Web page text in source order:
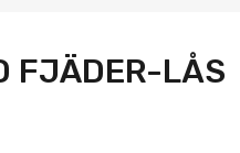
FJÄDER-LÅS